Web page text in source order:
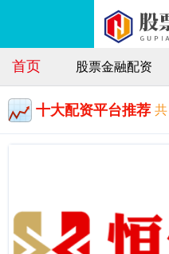
首页 股票金融配资
十大配资平台推荐 共